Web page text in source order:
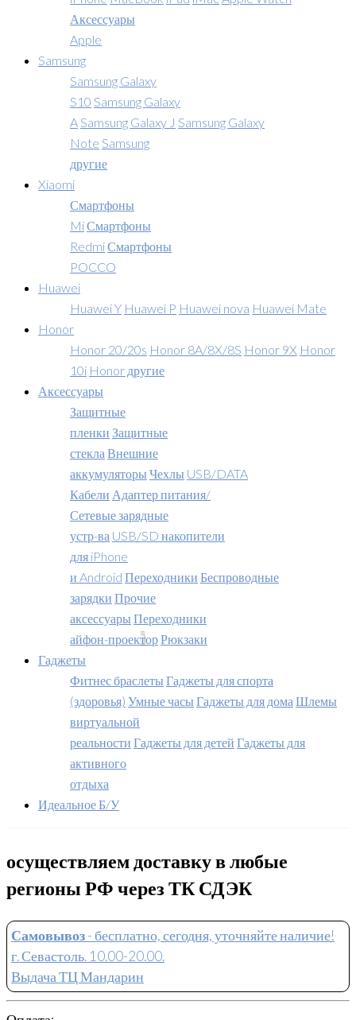
Аксессуары
Apple
Samsung
Samsung Galaxy
S10 Samsung Galaxy
A Samsung Galaxy J Samsung Galaxy
Note Samsung
другие
Xiaomi
Смартфоны
MiСмартфоны
RedmiСмартфоны
POCCO
Huawei
Huawei Y Huawei P Huawei nova Huawei Mate
Honor
Honor 20/20s Honor 8A/8X/8S Honor 9X Honor
10i Honor другие
Аксессуары
Защитные
пленки Защитные
стекла Внешние
аккумуляторы Чехлы USB/DATA
Кабели Адаптер питания/
Сетевые зарядные
устр-ва USB/SD накопители
для iPhone
и Android Переходники Беспроводные
зарядки Прочие
аксессуары Переходники
айфон-проекторРюкзаки
Гаджеты
Фитнес браслеты Гаджеты для спорта
(здоровья) Умные часы Гаджеты для дома Шлемы
виртуальной
реальности Гаджеты для детей Гаджеты для
активного
отдыха
Идеальное Б/У
осуществляем доставку в любые
регионы РФ через ТК СДЭК
Самовывоз- бесплатно, сегодня, уточняйте наличие!
г. Севастоль. 10.00-20.00.
Выдача ТЦ Мандарин